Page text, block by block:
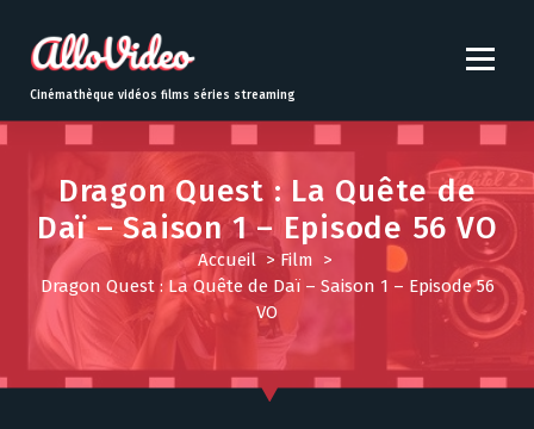
t
o
Cinémathèque vidéos films séries streaming
Dragon Quest : La Quête de
Daï – Saison 1 – Episode 56 VO
Accueil> Film >
Dragon Quest : La Quête de Daï – Saison 1 – Episode 56
VO